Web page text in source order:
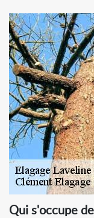
Qui s'occupe